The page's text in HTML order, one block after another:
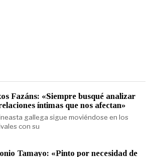
Fazáns: «Siempre busqué analizar
íntimas que nos afectan»
gallega sigue moviéndose en los
con su
Tamayo: «Pinto por necesidad de